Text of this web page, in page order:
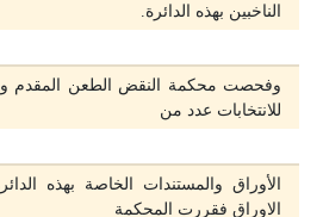
الناخبين بهذه الدائرة.
وفحصت محكمة النقض الطعن المقدم
للانتخابات عدد من
الأوراق والمستندات الخاصة بهذه
الاوراق فقررت المحكمة